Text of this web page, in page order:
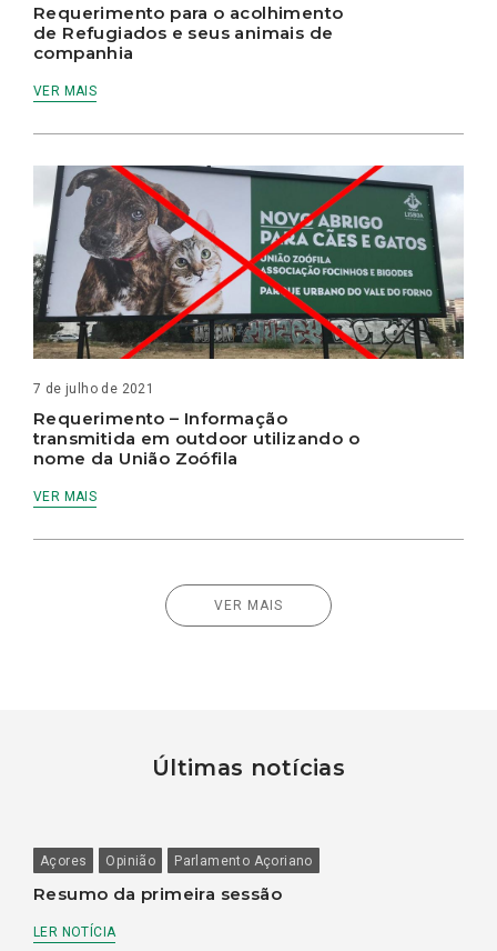
Requerimento para o acolhimento
de Refugiados e seus animais de
companhia
VER MAIS
7 de julho de 2021
Requerimento – Informação
transmitida em outdoor utilizando o
nome da União Zoófila
VER MAIS
VER MAIS
Últimas notícias
Açores Opinião Parlamento Açoriano
Resumo da primeira sessão
LER NOTÍCIA